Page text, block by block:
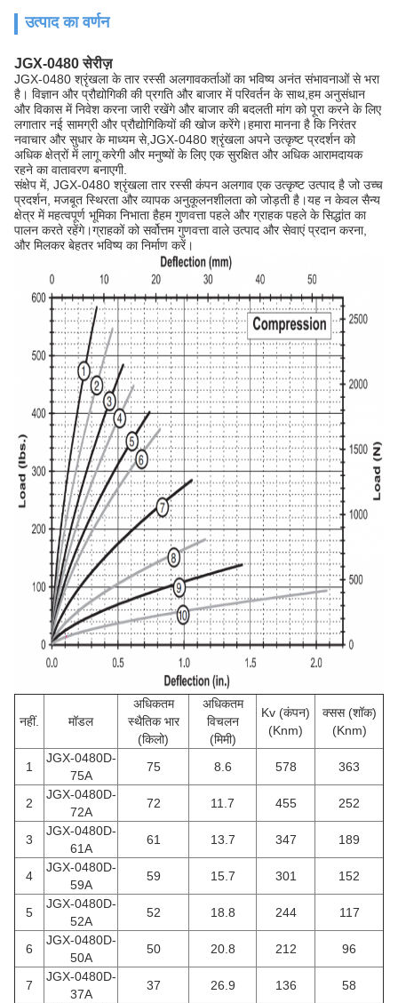
उत्पाद का वर्णन
JGX-0480 सेरीज़
JGX-0480 श्रृंखला के तार रस्सी अलगावकर्ताओं का भविष्य अनंत संभावनाओं से भरा
है। विज्ञान और प्रौद्योगिकी की प्रगति और बाजार में परिवर्तन के साथ,हम अनुसंधान
और विकास में निवेश करना जारी रखेंगे और बाजार की बदलती मांग को पूरा करने के लिए
लगातार नई सामग्री और प्रौद्योगिकियों की खोज करेंगे।हमारा मानना है कि निरंतर
नवाचार और सुधार के माध्यम से,JGX-0480 श्रृंखला अपने उत्कृष्ट प्रदर्शन को
अधिक क्षेत्रों में लागू करेगी और मनुष्यों के लिए एक सुरक्षित और अधिक आरामदायक
रहने का वातावरण बनाएगी.
संक्षेप में, JGX-0480 श्रृंखला तार रस्सी कंपन अलगाव एक उत्कृष्ट उत्पाद है जो उच्च
प्रदर्शन, मजबूत स्थिरता और व्यापक अनुकूलनशीलता को जोड़ती है।यह न केवल सैन्य
क्षेत्र में महत्वपूर्ण भूमिका निभाता हैहम गुणवत्ता पहले और ग्राहक पहले के सिद्धांत का
पालन करते रहेंगे।ग्राहकों को सर्वोत्तम गुणवत्ता वाले उत्पाद और सेवाएं प्रदान करना,
और मिलकर बेहतर भविष्य का निर्माण करें।
नहीं. मॉडल
अधिकतम
स्थैतिक भार
(किलो)
अधिकतम
विचलन
(मिमी)
Kv (कंपन)
(Knm)
क्सस (शॉक)
(Knm)
1
JGX-0480D-
75A
75 8.6 578 363
2
JGX-0480D-
72A
72 11.7 455 252
3
JGX-0480D-
61A
61 13.7 347 189
4
JGX-0480D-
59A
59 15.7 301 152
5
JGX-0480D-
52A
52 18.8 244 117
6
JGX-0480D-
50A
50 20.8 212 96
7
JGX-0480D-
37A
37 26.9 136 58